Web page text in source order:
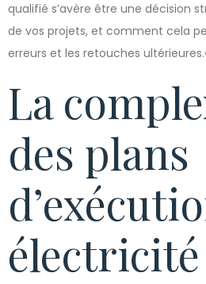
qualifié s’avère être une décision
de vos projets, et comment cela
erreurs et les retouches
La
des plans
électricité